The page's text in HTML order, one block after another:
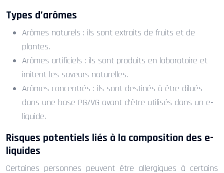
Types d’arômes
Arômes naturels : ils sont extraits de fruits et de
plantes.
Arômes artificiels : ils sont produits en laboratoire et
imitent les saveurs naturelles.
Arômes concentrés : ils sont destinés à être dilués
dans une base PG/VG avant d’être utilisés dans un e-
liquide.
Risques potentiels liés à la composition des e-
liquides
Certaines personnes peuvent être allergiques à certains